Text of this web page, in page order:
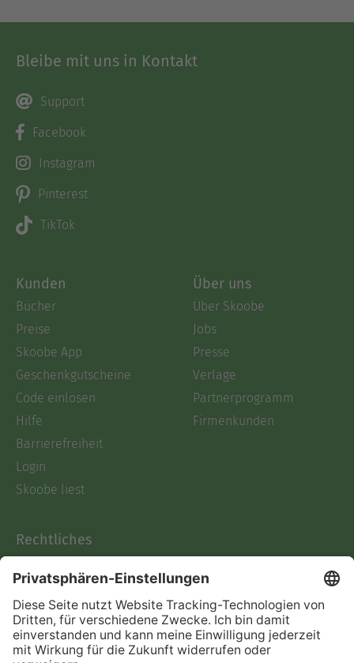
Bleibe mit uns in Kontakt
Support
Facebook
Instagram
Pinterest
TikTok
Kunden
Bücher
Preise
Skoobe App
Geschenkgutscheine
Code einlösen
Hilfe
Barrierefreiheit
Login
Skoobe liest
Über uns
Über Skoobe
Jobs
Presse
Verlage
Partnerprogramm
Firmenkunden
Rechtliches
AGB
Informationen nach Data
Act
Verträge hier kündigen